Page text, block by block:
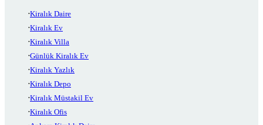
Kiralık Daire
Kiralık Ev
Kiralık Villa
Günlük Kiralık Ev
Kiralık Yazlık
Kiralık Depo
Kiralık Müstakil Ev
Kiralık Ofis